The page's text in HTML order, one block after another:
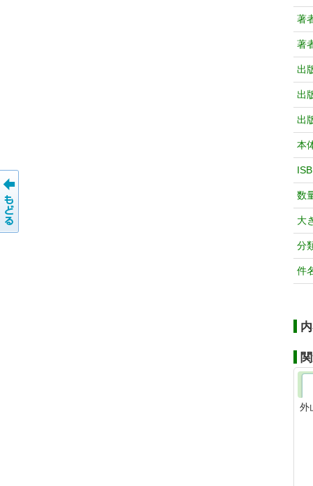
著
著
出
出
出
本
数
大
分
件
外